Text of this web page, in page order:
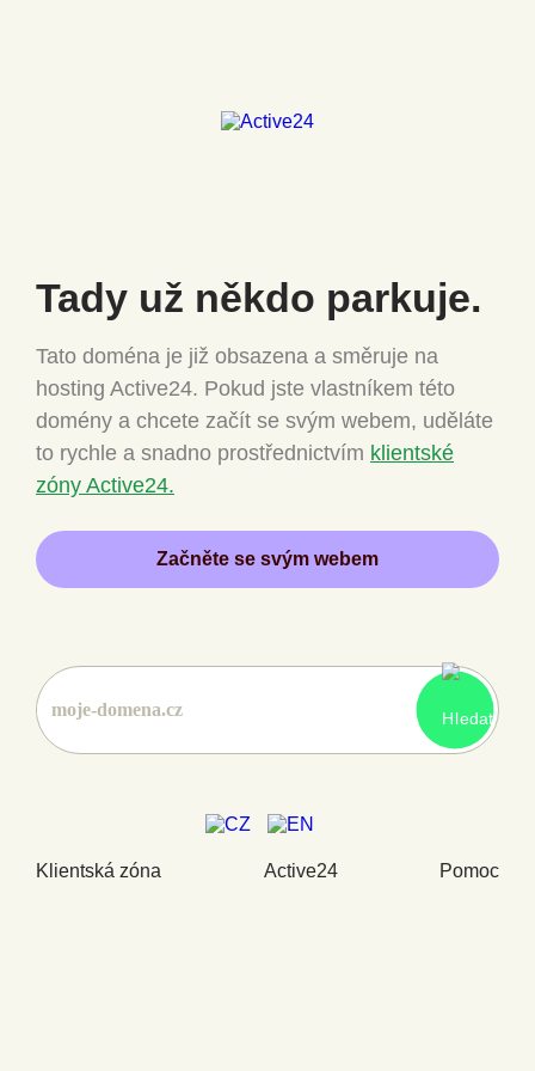
Tady už někdo parkuje.
Tato doména je již obsazena a směruje na
hosting Active24. Pokud jste vlastníkem této
domény a chcete začít se svým webem, uděláte
to rychle a snadno prostřednictvím klientské
zóny Active24.
Začněte se svým webem
Klientská zóna Active24 Pomoc